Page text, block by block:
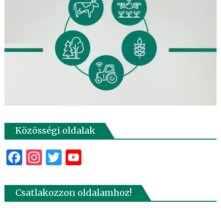
Közösségi oldalak
Facebook
Instagram
Twitter
YouTube
Csatlakozzon oldalamhoz!